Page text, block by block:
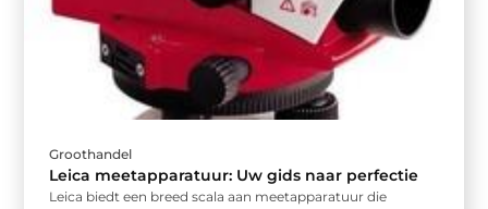
Groothandel
Leica meetapparatuur: Uw gids naar perfectie
Leica biedt een breed scala aan meetapparatuur die